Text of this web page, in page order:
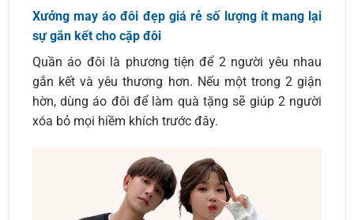
Xưởng may áo đôi đẹp giá rẻ số lượng ít mang lại
sự gắn kết cho cặp đôi
Quần áo đôi là phương tiện để 2 người yêu nhau
gắn kết và yêu thương hơn. Nếu một trong 2 giận
hờn, dùng áo đôi để làm quà tặng sẽ giúp 2 người
xóa bỏ mọi hiềm khích trước đây.